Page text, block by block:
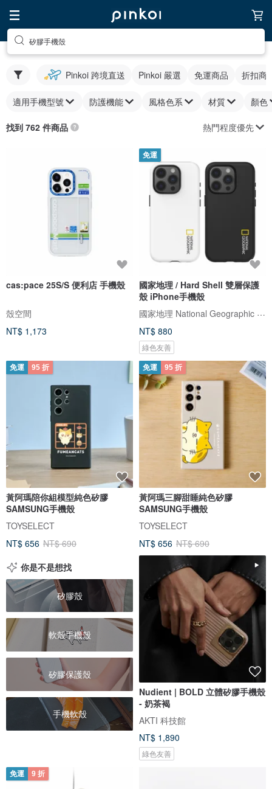
矽膠手機殼
Pinkoi 跨境直送 Pinkoi 嚴選 免運商品 折扣商
適用手機型號 防護機能 風格色系 材質 顏色
找到 762 件商品 熱門程度優先
cas:pace 25S/S 便利店 手機殼
殼空間
NT$ 1,173
免運
國家地理 / Hard Shell 雙層保護
殼 iPhone手機殼
國家地理 National Geographic 3C/手機週邊配件
NT$ 880
綠色友善
免運 95 折
黃阿瑪陪你組模型純色矽膠
SAMSUNG手機殼
TOYSELECT
NT$ 656 NT$ 690
免運 95 折
黃阿瑪三腳甜睡純色矽膠
SAMSUNG手機殼
TOYSELECT
NT$ 656 NT$ 690
你是不是想找
矽膠殼
軟殼手機殼
矽膠保護殼
手機軟殼
Nudient | BOLD 立體矽膠手機殼
- 奶茶褐
AKTI 科技館
NT$ 1,890
綠色友善
免運 9 折